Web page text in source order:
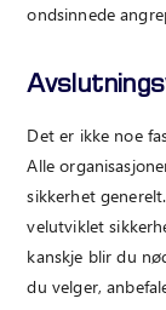
ondsinnede
Det er ikke noe
Alle
sikkerhet
velutviklet
kanskje blir du
du velger,